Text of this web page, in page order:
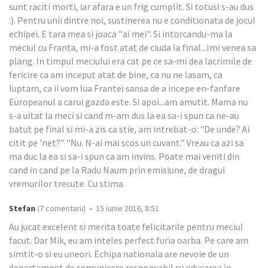
sunt raciti morti, iar afara e un frig cumplit. Si totusi s-au dus
:). Pentru unii dintre noi, sustinerea nu e conditionata de jocul
echipei. E tara mea si joaca "ai mei". Si intorcandu-ma la
meciul cu Franta, mi-a fost atat de ciuda la final...Imi venea sa
plang. In timpul meciului era cat pe ce sa-mi dea lacrimile de
fericire ca am inceput atat de bine, ca nu ne lasam, ca
luptam, ca ii vom lua Frantei sansa de a incepe en-fanfare
Europeanul a carui gazda este. Si apoi...am amutit. Mama nu
s-a uitat la meci si cand m-am dus la ea sa-i spun ca ne-au
batut pe final si mi-a zis ca stie, am intrebat-o: "De unde? Ai
citit pe 'net?" "Nu. N-ai mai scos un cuvant." Vreau ca azi sa
ma duc la ea si sa-i spun ca am invins. Poate mai veniti din
cand in cand pe la Radu Naum prin emisiune, de dragul
vremurilor trecute. Cu stima.
Stefan (7 comentarii) • 15 iunie 2016, 8:51
Au jucat excelent si merita toate felicitarile pentru meciul
facut. Dar Mik, eu am inteles perfect furia oarba. Pe care am
simtit-o si eu uneori. Echipa nationala are nevoie de un